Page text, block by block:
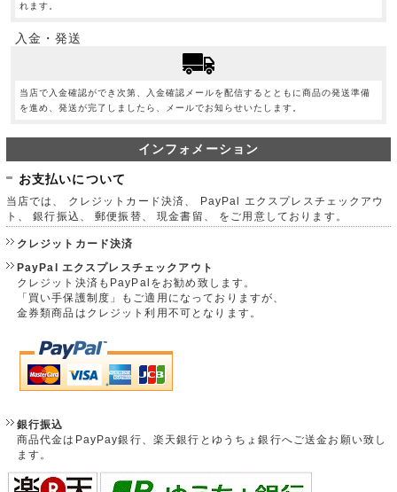
れます。
入金・発送
当店で入金確認ができ次第、入金確認メールを配信するとともに商品の発送準備
を進め、発送が完了しましたら、メールでお知らせいたします。
インフォメーション
お支払いについて
当店では、 クレジットカード決済、 PayPal エクスプレスチェックアウ
ト、 銀行振込、 郵便振替、 現金書留、 をご用意しております。
クレジットカード決済
PayPal エクスプレスチェックアウト
クレジット決済もPayPalをお勧め致します。
「買い手保護制度」もご適用になっておりますが、
金券類商品はクレジット利用不可となります。
銀行振込
商品代金はPayPay銀行、楽天銀行とゆうちょ銀行へご送金お願い致し
ます。